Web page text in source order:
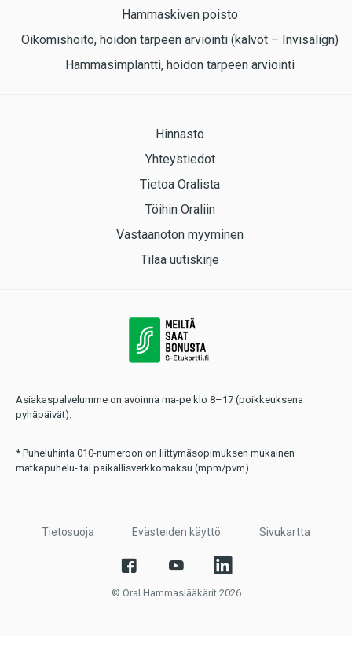
Hammaskiven poisto
Oikomishoito, hoidon tarpeen arviointi (kalvot – Invisalign)
Hammasimplantti, hoidon tarpeen arviointi
Hinnasto
Yhteystiedot
Tietoa Oralista
Töihin Oraliin
Vastaanoton myyminen
Tilaa uutiskirje
Asiakaspalvelumme on avoinna ma-pe klo 8–17 (poikkeuksena
pyhäpäivät).
* Puheluhinta 010-numeroon on liittymäsopimuksen mukainen
matkapuhelu- tai paikallisverkkomaksu (mpm/pvm).
Tietosuoja Evästeiden käyttö Sivukartta
© Oral Hammaslääkärit 2026